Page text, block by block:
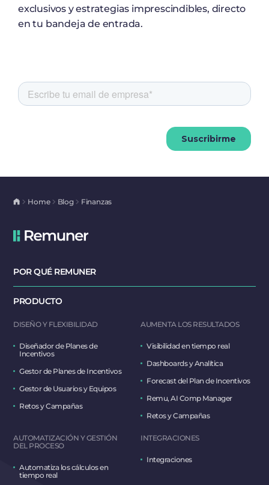
exclusivos y estrategias imprescindibles, directo
en tu bandeja de entrada.
Home Blog Finanzas
POR QUÉ REMUNER
PRODUCTO
DISEÑO Y FLEXIBILIDAD
Diseñador de Planes de
Incentivos
Gestor de Planes de Incentivos
Gestor de Usuarios y Equipos
Retos y Campañas
AUMENTA LOS RESULTADOS
Visibilidad en tiempo real
Dashboards y Analítica
Forecast del Plan de Incentivos
Remu, AI Comp Manager
Retos y Campañas
AUTOMATIZACIÓN Y GESTIÓN
DEL PROCESO
Automatiza los cálculos en
tiempo real
INTEGRACIONES
Integraciones